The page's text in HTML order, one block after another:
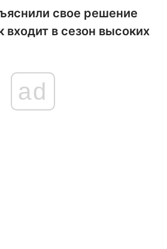
свое решение
входит в сезон высоких
ad